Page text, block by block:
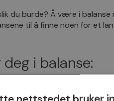
du burde? Å være i balanse
til å finne noen for et
i balanse: